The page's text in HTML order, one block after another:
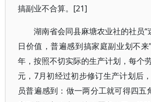
搞副业不合算。[21]
湖南省会同县麻塘农业社的社员“
日价值，普遍感到搞家庭副业划不
年，按照不切实际的生产计划，每个
元，7月初经过初步修订生产计划后
员普遍感到：做一两分工就可得四五